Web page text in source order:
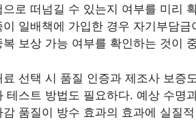
으로 떠넘길 수 있는지 여부를 미리
이 일배책에 가입한 경우 자기부담
복 보상 가능 여부를 확인하는 것이
료 선택 시 품질 인증과 제조사 보증
테스트 방법도 필요하다. 예상 수명
감 품질이 방수 효과의 효과에 실질